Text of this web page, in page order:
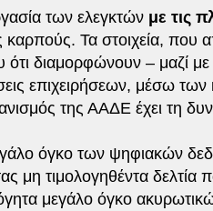
των ελεγκτών με τις
καρπούς. Τα στοιχεία, που
ότι διαμορφώνουν – μαζί
επιχειρήσεων, μέσω
της ΑΑΔΕ έχει τη
όγκο των ψηφιακών
μη τιμολογηθέντα
μεγάλο όγκο